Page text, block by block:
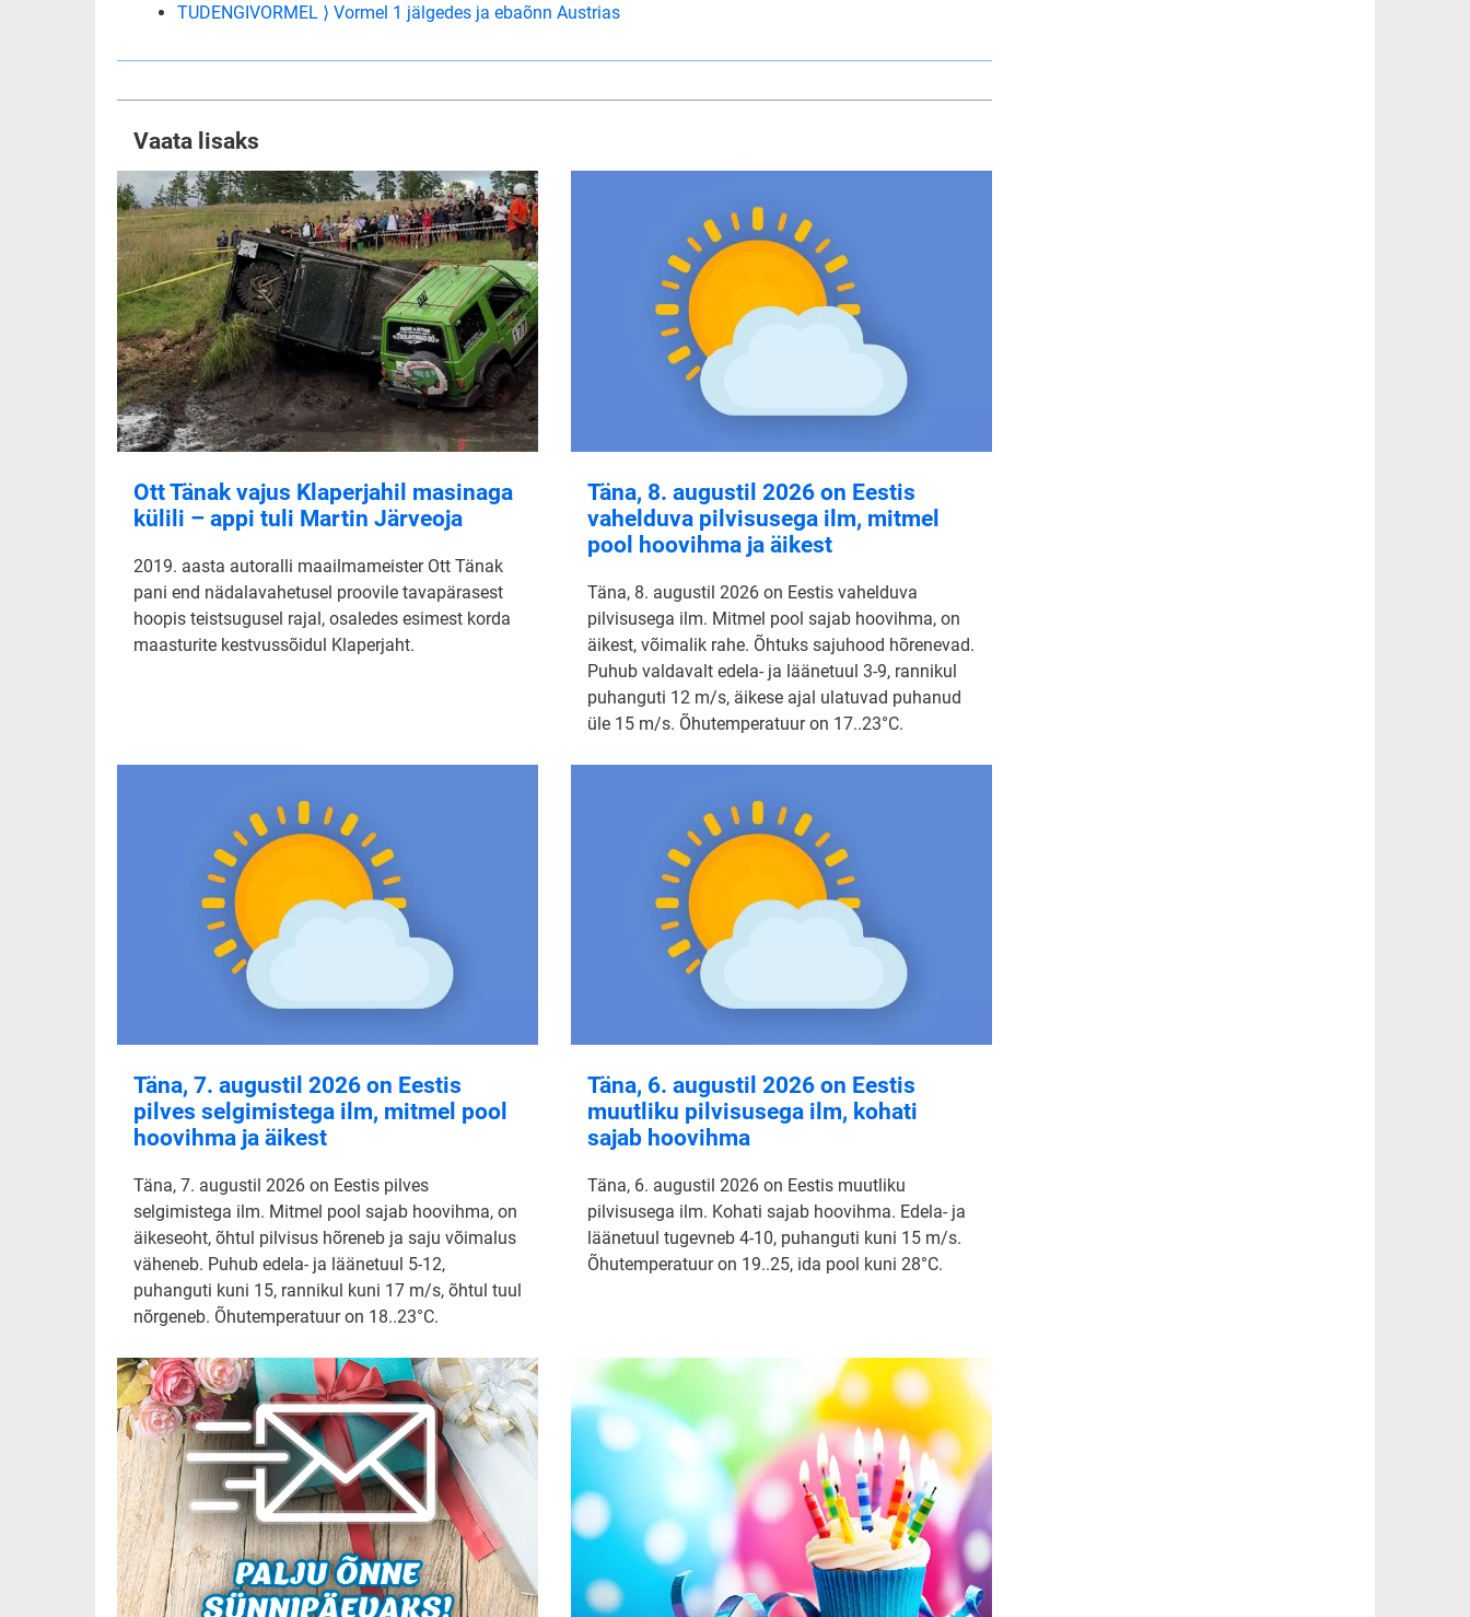
TUDENGIVORMEL ⟩ Vormel 1 jälgedes ja ebaõnn Austrias
Vaata lisaks
Ott Tänak vajus Klaperjahil masinaga
külili – appi tuli Martin Järveoja
2019. aasta autoralli maailmameister Ott Tänak
pani end nädalavahetusel proovile tavapärasest
hoopis teistsugusel rajal, osaledes esimest korda
maasturite kestvussõidul Klaperjaht.
Täna, 8. augustil 2026 on Eestis
vahelduva pilvisusega ilm, mitmel
pool hoovihma ja äikest
Täna, 8. augustil 2026 on Eestis vahelduva
pilvisusega ilm. Mitmel pool sajab hoovihma, on
äikest, võimalik rahe. Õhtuks sajuhood hõrenevad.
Puhub valdavalt edela- ja läänetuul 3-9, rannikul
puhanguti 12 m/s, äikese ajal ulatuvad puhanud
üle 15 m/s. Õhutemperatuur on 17..23°C.
Täna, 7. augustil 2026 on Eestis
pilves selgimistega ilm, mitmel pool
hoovihma ja äikest
Täna, 7. augustil 2026 on Eestis pilves
selgimistega ilm. Mitmel pool sajab hoovihma, on
äikeseoht, õhtul pilvisus hõreneb ja saju võimalus
väheneb. Puhub edela- ja läänetuul 5-12,
puhanguti kuni 15, rannikul kuni 17 m/s, õhtul tuul
nõrgeneb. Õhutemperatuur on 18..23°C.
Täna, 6. augustil 2026 on Eestis
muutliku pilvisusega ilm, kohati
sajab hoovihma
Täna, 6. augustil 2026 on Eestis muutliku
pilvisusega ilm. Kohati sajab hoovihma. Edela- ja
läänetuul tugevneb 4-10, puhanguti kuni 15 m/s.
Õhutemperatuur on 19..25, ida pool kuni 28°C.